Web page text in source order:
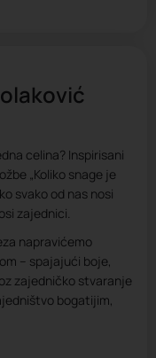
celina? Inspirisani
„Koliko snage je
svako od nas nosi
zajednici.
napravićemo
– spajajući boje,
zajedničko stvaranje
bogatijim,